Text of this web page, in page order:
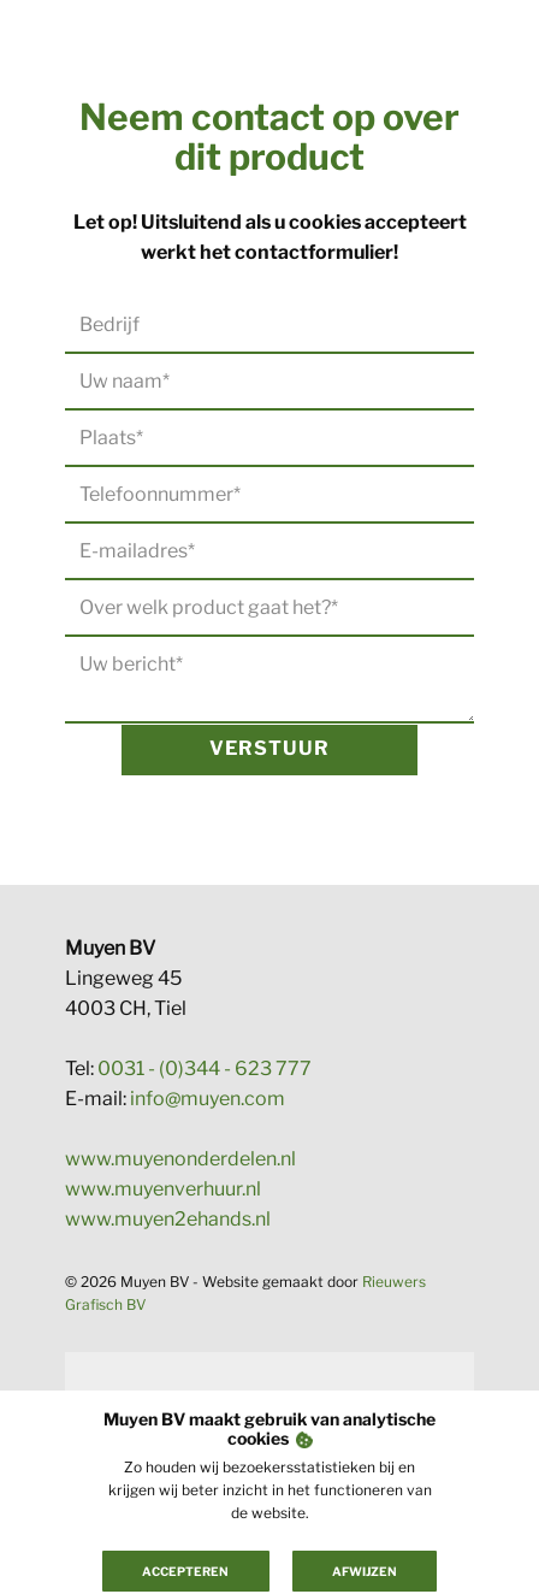
Neem contact op over
dit product
Let op! Uitsluitend als u cookies accepteert
werkt het contactformulier!
VERSTUUR
Muyen BV
Lingeweg 45
4003 CH, Tiel
Tel: 0031 - (0)344 - 623 777
E-mail: info@muyen.com
www.muyenonderdelen.nl
www.muyenverhuur.nl
www.muyen2ehands.nl
© 2026 Muyen BV - Website gema​akt door Rieuwers
Grafisch BV
Muyen BV maakt gebruik van analytische
cookies
Zo houden wij bezoekersstatistieken bij en
krijgen wij beter inzicht in het functioneren van
de website.
ACCEPTEREN AFWIJZEN